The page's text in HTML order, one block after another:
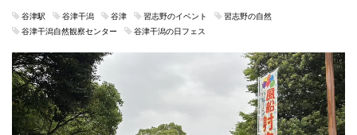
谷津駅 谷津干潟 谷津 習志野のイベント
習志野の自然
谷津干潟自然観察センター
谷津干潟の日フェス